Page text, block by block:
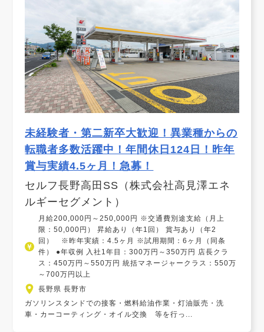
未経験者・第二新卒大歓迎！異業種からの
転職者多数活躍中！年間休日124日！昨年
賞与実績4.5ヶ月！急募！
セルフ長野高田SS（株式会社高見澤エネ
ルギーセグメント）
月給200,000円～250,000円 ※交通費別途支給（月上
限：50,000円） 昇給あり（年1回） 賞与あり（年2
回） ※昨年実績：4.5ヶ月 ※試用期間：6ヶ月（同条
件） ●年収例 入社1年目：300万円～350万円 店長クラ
ス：450万円～550万円 統括マネージャークラス：550万
～700万円以上
長野県 長野市
ガソリンスタンドでの接客・燃料給油作業・灯油販売・洗
車・カーコーティング・オイル交換 等を行っ...